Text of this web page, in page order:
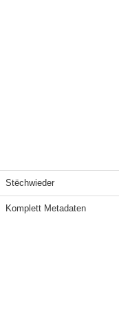
Stëchwieder
Komplett Metadaten